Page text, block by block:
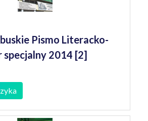
Pismo Literacko-
specjalny 2014 [2]